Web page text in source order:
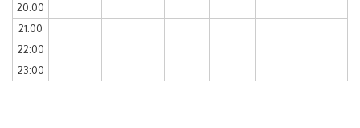
20:00
21:00
22:00
23:00